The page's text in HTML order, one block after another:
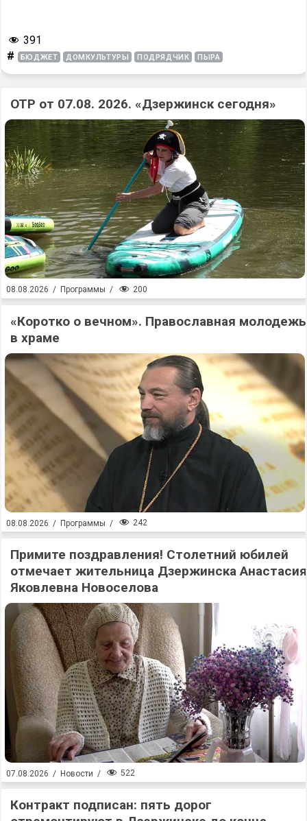
391
# БЮДЖЕТ ДОМКУЛЬТУРЫ ПОДРЯДЧИК ПЫРА
ОТР от 07.08. 2026. «Дзержинск сегодня»
08.08.2026 / Программы / 200
«Коротко о вечном». Православная молодежь
в храме
08.08.2026 / Программы / 242
Примите поздравления! Столетний юбилей
отмечает жительница Дзержинска Анастасия
Яковлевна Новоселова
07.08.2026 / Новости / 522
Контракт подписан: пять дорог